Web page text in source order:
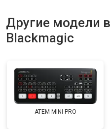
Другие модели
Blackmagic
ATEM MINI PRO